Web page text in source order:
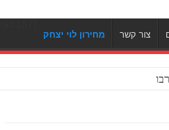
צור קשר מחירון לוי יצחק